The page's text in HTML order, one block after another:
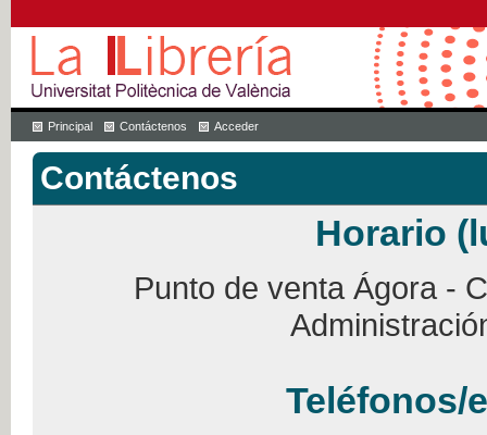
Principal Contáctenos Acceder
Contáctenos
Horario
Punto de venta Ágora -
Teléfonos/